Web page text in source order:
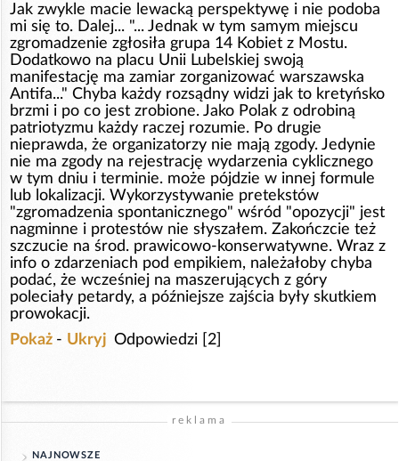
Jak zwykle macie lewacką perspektywę i nie podoba
mi się to. Dalej... "... Jednak w tym samym miejscu
zgromadzenie zgłosiła grupa 14 Kobiet z Mostu.
Dodatkowo na placu Unii Lubelskiej swoją
manifestację ma zamiar zorganizować warszawska
Antifa..." Chyba każdy rozsądny widzi jak to kretyńsko
brzmi i po co jest zrobione. Jako Polak z odrobiną
patriotyzmu każdy raczej rozumie. Po drugie
nieprawda, że organizatorzy nie mają zgody. Jedynie
nie ma zgody na rejestrację wydarzenia cyklicznego
w tym dniu i terminie. może pójdzie w innej formule
lub lokalizacji. Wykorzystywanie pretekstów
"zgromadzenia spontanicznego" wśród "opozycji" jest
nagminne i protestów nie słyszałem. Zakończcie też
szczucie na środ. prawicowo-konserwatywne. Wraz z
info o zdarzeniach pod empikiem, należałoby chyba
podać, że wcześniej na maszerujących z góry
poleciały petardy, a późniejsze zajścia były skutkiem
prowokacji.
Pokaż - Ukryj Odpowiedzi [2]
reklama
NAJNOWSZE